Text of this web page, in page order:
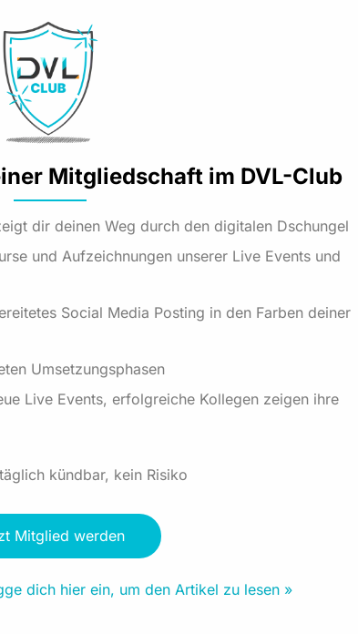
Mitgliedschaft im DVL-Club
dir deinen Weg durch den digitalen Dschungel
und Aufzeichnungen unserer Live Events und
Social Media Posting in den Farben deiner
Umsetzungsphasen
Live Events, erfolgreiche Kollegen zeigen ihre
kündbar, kein Risiko
Mitglied werden
dich hier ein, um den Artikel zu lesen »